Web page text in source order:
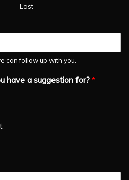
Last
can follow up with you.
have a suggestion for? *